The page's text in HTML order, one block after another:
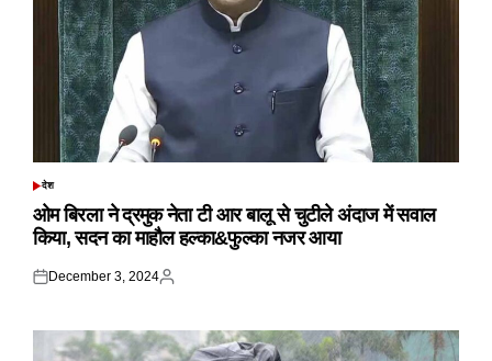
POSTED
देश
ओम बिरला ने द्रमुक नेता टी आर बालू से चुटीले अंदाज में सवाल
किया, सदन का माहौल हल्का&फुल्का नजर आया
Posted
December 3, 2024
Posted